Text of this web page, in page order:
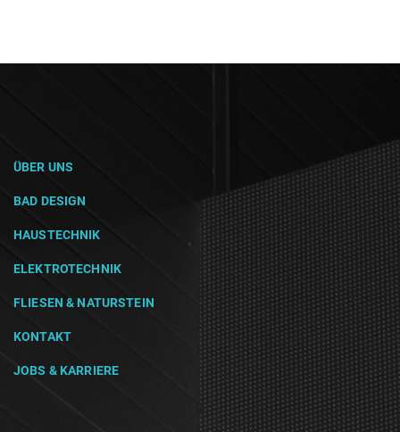
ÜBER UNS
BAD DESIGN
HAUSTECHNIK
ELEKTROTECHNIK
FLIESEN & NATURSTEIN
KONTAKT
JOBS & KARRIERE